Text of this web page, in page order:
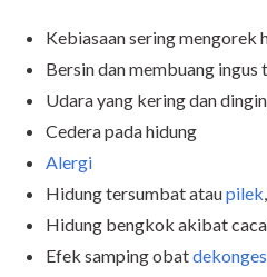
Kebiasaan sering mengorek
Bersin dan membuang ingus
Udara yang kering dan
Cedera pada hidung
Alergi
Hidung tersumbat ataupilek
Hidung bengkok akibat
Efek samping obat